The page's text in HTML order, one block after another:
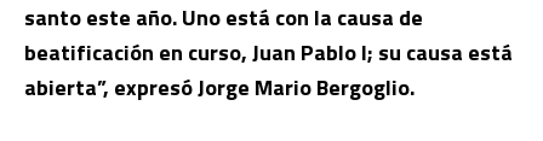
santo este año. Uno está con la causa de
beatificación en curso, Juan Pablo I; su causa está
abierta”, expresó Jorge Mario Bergoglio.